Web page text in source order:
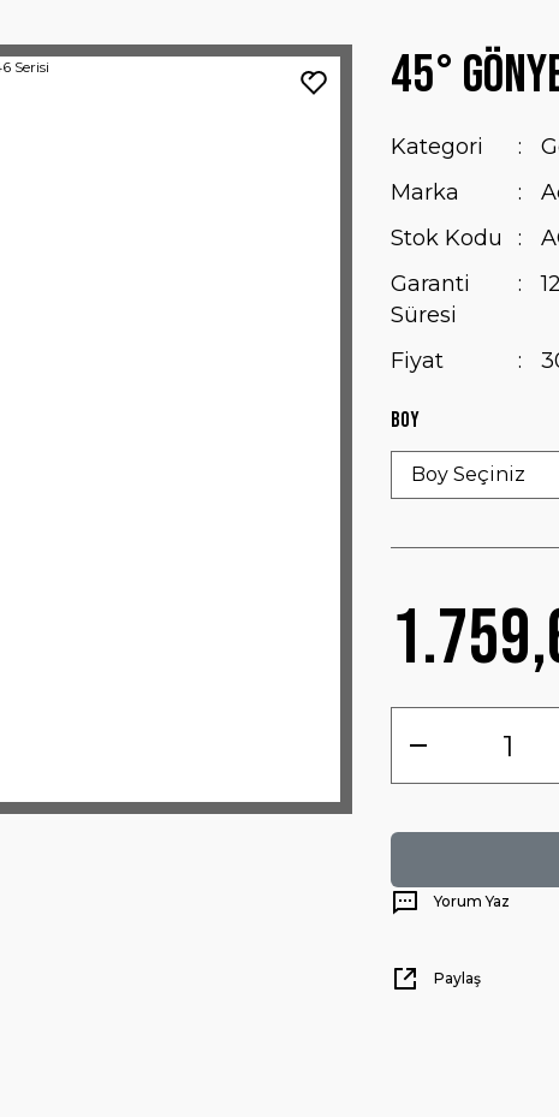
45°
Kategori
Marka
Stok Kodu
Garanti
Süresi
Fiyat
Boy
Yorum Yaz
Paylaş